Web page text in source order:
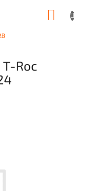
Roc